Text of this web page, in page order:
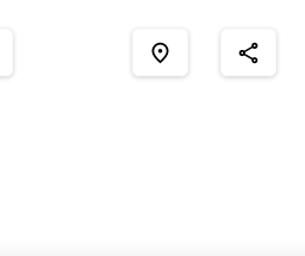
place share